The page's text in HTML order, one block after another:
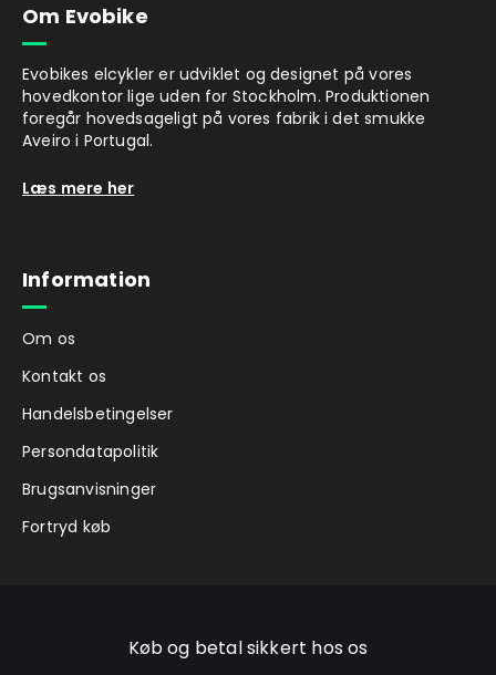
Om Evobike
Evobikes elcykler er udviklet og designet på vores
hovedkontor lige uden for Stockholm. Produktionen
foregår hovedsageligt på vores fabrik i det smukke
Aveiro i Portugal.
Læs mere her
Information
Om os
Kontakt os
Handelsbetingelser
Persondatapolitik
Brugsanvisninger
Fortryd køb
Køb og betal sikkert hos os